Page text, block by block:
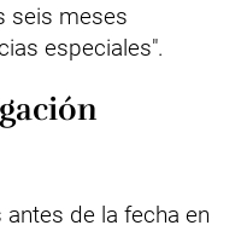
seis meses
especiales".
de la fecha en